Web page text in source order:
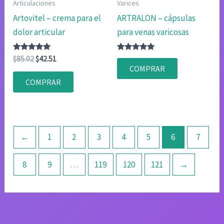
Articulaciones
Artovitel – crema para el
dolor articular
Valorado
con
4.83
de 5
$85.02El
original
era:
$42.51El
actual
es:
COMPRAR
Varices
ARTRALON – cápsulas
para venas varicosas
Valorado
4.83
de 5
COMPRAR
← 1 2 3 4 5 6 7
8 9 … 119 120 121 →